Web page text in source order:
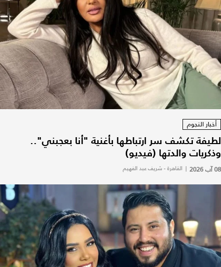
أخبار النجوم
لطيفة تكشف سر ارتباطها بأغنية "أنا بعجبني"..
وذكريات والدتها (فيديو)
08 آب 2026 | القاهرة - شريف عبد الفهيم